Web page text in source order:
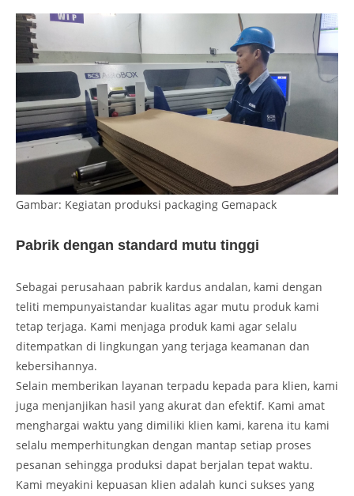
Gambar: Kegiatan produksi packaging Gemapack
Pabrik dengan standard mutu tinggi
Sebagai perusahaan pabrik kardus andalan, kami dengan
teliti mempunyaistandar kualitas agar mutu produk kami
tetap terjaga. Kami menjaga produk kami agar selalu
ditempatkan di lingkungan yang terjaga keamanan dan
kebersihannya.
Selain memberikan layanan terpadu kepada para klien, kami
juga menjanjikan hasil yang akurat dan efektif. Kami amat
menghargai waktu yang dimiliki klien kami, karena itu kami
selalu memperhitungkan dengan mantap setiap proses
pesanan sehingga produksi dapat berjalan tepat waktu.
Kami meyakini kepuasan klien adalah kunci sukses yang